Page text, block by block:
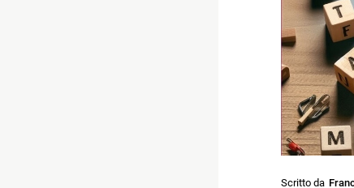
Scritto da